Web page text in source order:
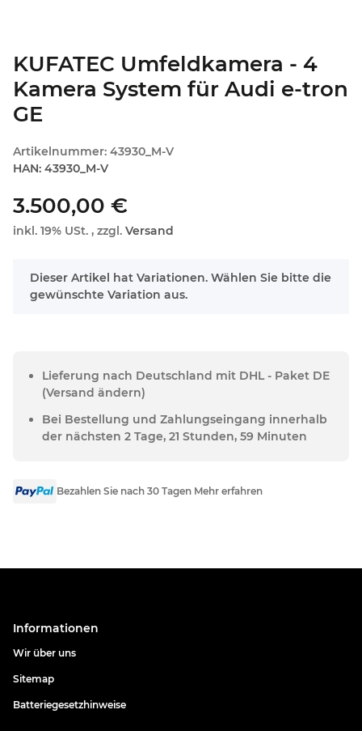
KUFATEC Umfeldkamera - 4
Kamera System für Audi e-tron
GE
Artikelnummer: 43930_M-V
HAN: 43930_M-V
3.500,00 €
inkl. 19% USt. , zzgl. Versand
x
Dieser Artikel hat Variationen. Wählen Sie bitte die
gewünschte Variation aus.
Lieferung nach Deutschland mit DHL - Paket DE
(Versand ändern)
Bei Bestellung und Zahlungseingang innerhalb
der nächsten 2 Tage, 21 Stunden, 59 Minuten
Bezahlen Sie nach 30 Tagen Mehr erfahren
Informationen
Wir über uns
Sitemap
Batteriegesetzhinweise